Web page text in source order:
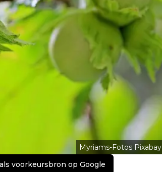
Myriams-Fotos Pixabay
voorkeursbron op Google